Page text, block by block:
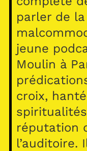
parler de
jeune
Moulin à
croix,
réputation
l’auditoire.